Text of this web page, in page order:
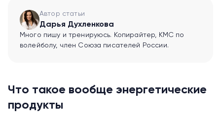
Автор статьи
Дарья Духленкова
Много пишу и тренируюсь. Копирайтер, КМС по
волейболу, член Союза писателей России.
Что такое вообще энергетические
продукты